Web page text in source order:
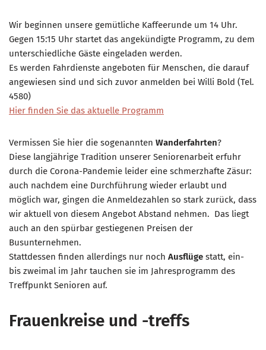
Wir beginnen unsere gemütliche Kaffeerunde um 14 Uhr.
Gegen 15:15 Uhr startet das angekündigte Programm, zu dem
unterschiedliche Gäste eingeladen werden.
Es werden Fahrdienste angeboten für Menschen, die darauf
angewiesen sind und sich zuvor anmelden bei Willi Bold (Tel.
4580)
Hier finden Sie das aktuelle Programm
Vermissen Sie hier die sogenannten Wanderfahrten?
Diese langjährige Tradition unserer Seniorenarbeit erfuhr
durch die Corona-Pandemie leider eine schmerzhafte Zäsur:
auch nachdem eine Durchführung wieder erlaubt und
möglich war, gingen die Anmeldezahlen so stark zurück, dass
wir aktuell von diesem Angebot Abstand nehmen. Das liegt
auch an den spürbar gestiegenen Preisen der
Busunternehmen.
Stattdessen finden allerdings nur noch Ausflüge statt, ein-
bis zweimal im Jahr tauchen sie im Jahresprogramm des
Treffpunkt Senioren auf.
Frauenkreise und -treffs